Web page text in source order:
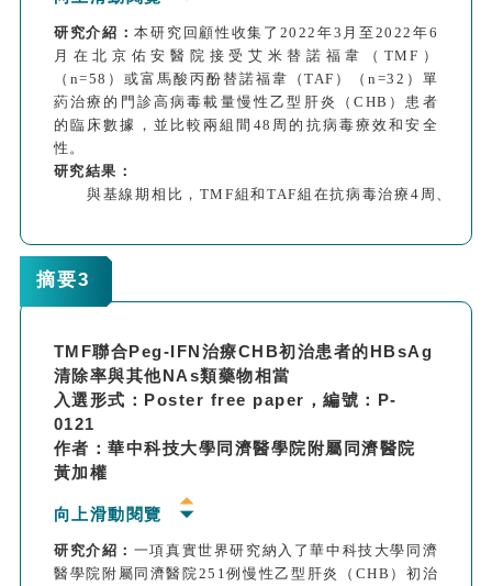
時，換用TMF可以幫助大多數患者實現完全病毒學應
答，且患者耐受性良好。
研究介紹：本研究回顧性收集了2022年3月至2022年6
月在北京佑安醫院接受艾米替諾福韋（TMF）
（n=58）或富馬酸丙酚替諾福韋（TAF）（n=32）單
葯治療的門診高病毒載量慢性乙型肝炎（CHB）患者
的臨床數據，並比較兩組間48周的抗病毒療效和安全
性。
研究結果：
與基線期相比，TMF組和TAF組在抗病毒治療4周、12
TMF和TAF治療48周后，HBV DNA清除率(<10
IU/ml)分別為41.5%(22/53)和40.0%(12/30)。
基線期TMF組患者的ALT中位數與TAF組相比無顯著差
48周TMF組的ALT復常率均略高於TAF組。
與基線相比，兩組在24周和48周時血清Cr、eGFR和脂
質水平無顯著統計學差異(P <0.05)。
研究結論：
患者中都能達到良好的抗病毒效果和安全性。
摘要3
TMF聯合Peg-IFN治療CHB初治患者的HBsAg
清除率與其他NAs類藥物相當
入選形式：Poster free paper，編號：P-
0121
作者：華中科技大學同濟醫學院附屬同濟醫院
黃加權
向上滑動閱覽
研究介紹： 一項真實世界研究納入了華中科技大學同濟
醫學院附屬同濟醫院251例慢性乙型肝炎（CHB）初治